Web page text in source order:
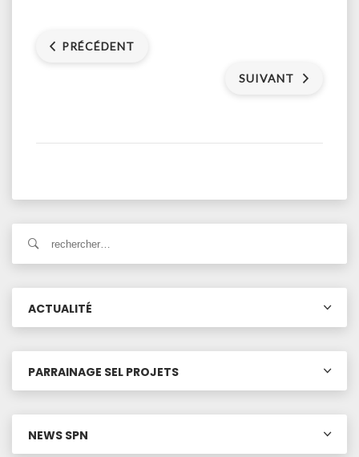
PRÉCÉDENT
SUIVANT
ACTUALITÉ
PARRAINAGE SEL PROJETS
NEWS SPN